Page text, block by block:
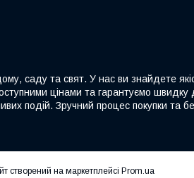
саду та свят. У нас ви знайдете
цінами та гарантуємо швидку
подій. Зручний процес покупки
створений на маркетплейсі Prom.ua